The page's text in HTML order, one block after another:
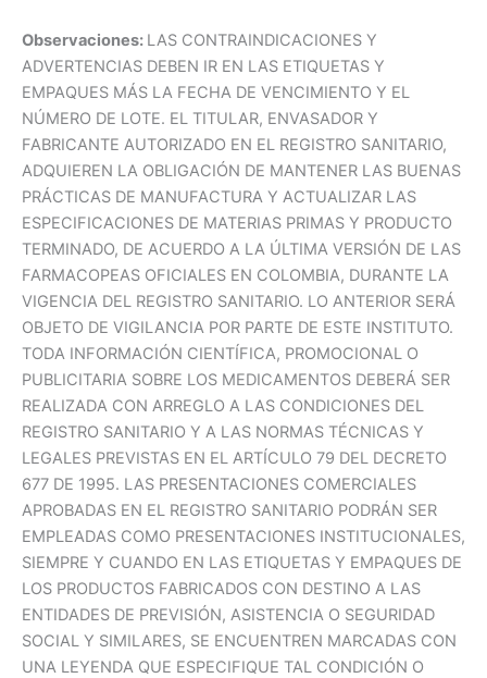
Observaciones: LAS CONTRAINDICACIONES Y
ADVERTENCIAS DEBEN IR EN LAS ETIQUETAS Y
EMPAQUES MÁS LA FECHA DE VENCIMIENTO Y EL
NÚMERO DE LOTE. EL TITULAR, ENVASADOR Y
FABRICANTE AUTORIZADO EN EL REGISTRO SANITARIO,
ADQUIEREN LA OBLIGACIÓN DE MANTENER LAS BUENAS
PRÁCTICAS DE MANUFACTURA Y ACTUALIZAR LAS
ESPECIFICACIONES DE MATERIAS PRIMAS Y PRODUCTO
TERMINADO, DE ACUERDO A LA ÚLTIMA VERSIÓN DE LAS
FARMACOPEAS OFICIALES EN COLOMBIA, DURANTE LA
VIGENCIA DEL REGISTRO SANITARIO. LO ANTERIOR SERÁ
OBJETO DE VIGILANCIA POR PARTE DE ESTE INSTITUTO.
TODA INFORMACIÓN CIENTÍFICA, PROMOCIONAL O
PUBLICITARIA SOBRE LOS MEDICAMENTOS DEBERÁ SER
REALIZADA CON ARREGLO A LAS CONDICIONES DEL
REGISTRO SANITARIO Y A LAS NORMAS TÉCNICAS Y
LEGALES PREVISTAS EN EL ARTÍCULO 79 DEL DECRETO
677 DE 1995. LAS PRESENTACIONES COMERCIALES
APROBADAS EN EL REGISTRO SANITARIO PODRÁN SER
EMPLEADAS COMO PRESENTACIONES INSTITUCIONALES,
SIEMPRE Y CUANDO EN LAS ETIQUETAS Y EMPAQUES DE
LOS PRODUCTOS FABRICADOS CON DESTINO A LAS
ENTIDADES DE PREVISIÓN, ASISTENCIA O SEGURIDAD
SOCIAL Y SIMILARES, SE ENCUENTREN MARCADAS CON
UNA LEYENDA QUE ESPECIFIQUE TAL CONDICIÓN O